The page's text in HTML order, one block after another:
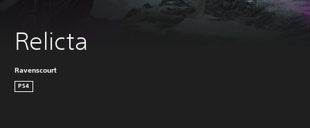
Relicta
Ravenscourt
PS4